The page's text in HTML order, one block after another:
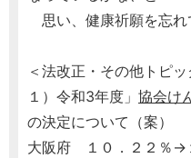
思い、健康祈願を忘れ
＜法改正・その他トピ
１）令和3年度」 協会け
の決定について（案）
大阪府 １０．２２％→